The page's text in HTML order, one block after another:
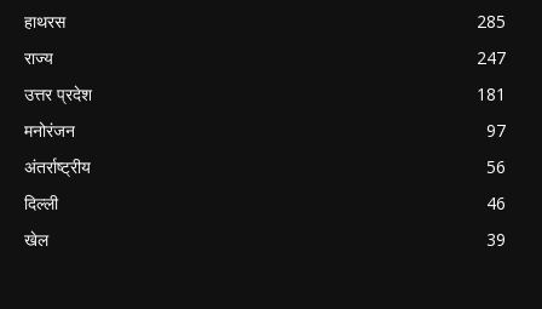
हाथरस
285
राज्य
247
उत्तर प्रदेश
181
मनोरंजन
97
अंतर्राष्ट्रीय
56
दिल्ली
46
खेल
39